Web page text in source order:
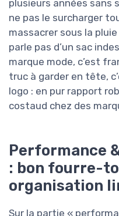
plusieurs années sans
ne pas le surcharger
massacrer sous la pluie
parle pas d’un sac
marque mode, c’est
truc à garder en tête,
logo : en pur rapport
costaud chez des
Performance
: bon fourre-
organisation
Sur la partie «